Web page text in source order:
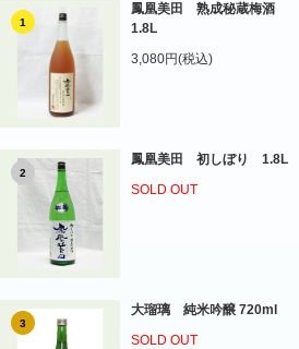
1
鳳凰美田 熟成秘蔵梅酒
1.8L
3,080円(税込)
2
鳳凰美田 初しぼり 1.8L
SOLD OUT
3
大瑠璃 純米吟醸 720ml
SOLD OUT